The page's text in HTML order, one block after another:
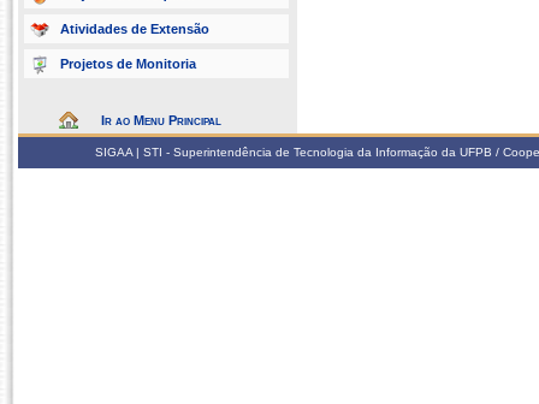
Atividades de Extensão
Projetos de Monitoria
Ir ao Menu Principal
SIGAA | STI - Superintendência de Tecnologia da Informação da UFPB /